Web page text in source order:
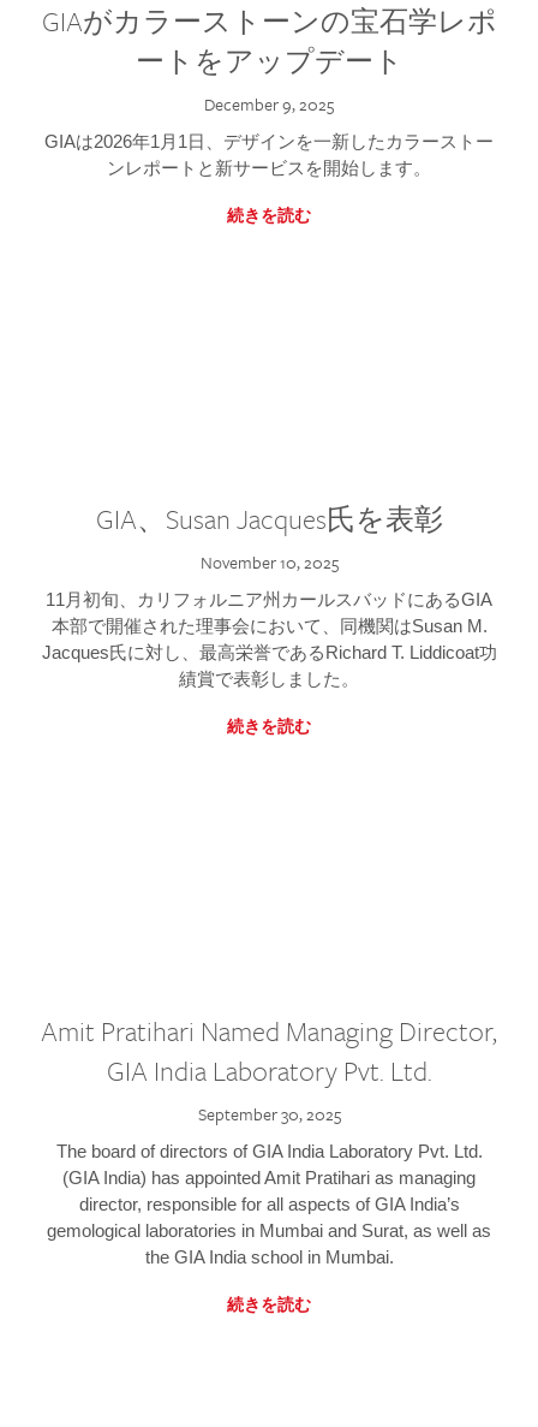
GIAがカラーストーンの宝石学レポ
ートをアップデート
December 9, 2025
GIAは2026年1月1日、デザインを一新したカラーストー
ンレポートと新サービスを開始します。
続きを読む
GIA、Susan Jacques氏を表彰
November 10, 2025
11月初旬、カリフォルニア州カールスバッドにあるGIA
本部で開催された理事会において、同機関はSusan M.
Jacques氏に対し、最高栄誉であるRichard T. Liddicoat功
績賞で表彰しました。
続きを読む
Amit Pratihari Named Managing Director,
GIA India Laboratory Pvt. Ltd.
September 30, 2025
The board of directors of GIA India Laboratory Pvt. Ltd.
(GIA India) has appointed Amit Pratihari as managing
director, responsible for all aspects of GIA India’s
gemological laboratories in Mumbai and Surat, as well as
the GIA India school in Mumbai.
続きを読む